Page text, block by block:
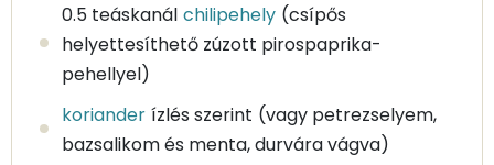
0.5 teáskanál chilipehely (csípős
helyettesíthető zúzott pirospaprika-
pehellyel)
koriander ízlés szerint (vagy petrezselyem,
bazsalikom és menta, durvára vágva)